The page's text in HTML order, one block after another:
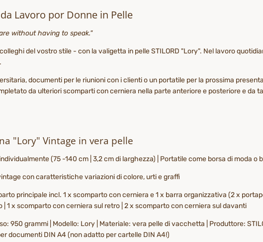
Lavoro por Donne in Pelle
without having to speak."
del vostro stile - con la valigetta in pelle STILORD "Lory". Nel lavoro
documenti per le riunioni con i clienti o un portatile per la prossima
da ulteriori scomparti con cerniera nella parte anteriore e posteriore e
"Lory" Vintage in vera pelle
(75 -140 cm | 3,2 cm di larghezza) | Portatile come borsa di moda o
con caratteristiche variazioni di colore, urti e graffi
principale incl. 1 x scomparto con cerniera e 1 x barra organizzativa (2 x
| 1 x scomparto con cerniera sul retro | 2 x scomparto con cerniera sul davanti
950 grammi | Modello: Lory | Materiale: vera pelle di vacchetta | Produttore:
documenti DIN A4 (non adatto per cartelle DIN A4!)